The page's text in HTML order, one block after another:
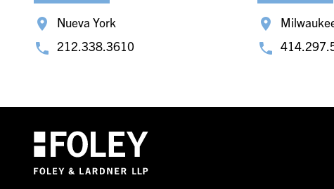
Nueva York
212.338.3610